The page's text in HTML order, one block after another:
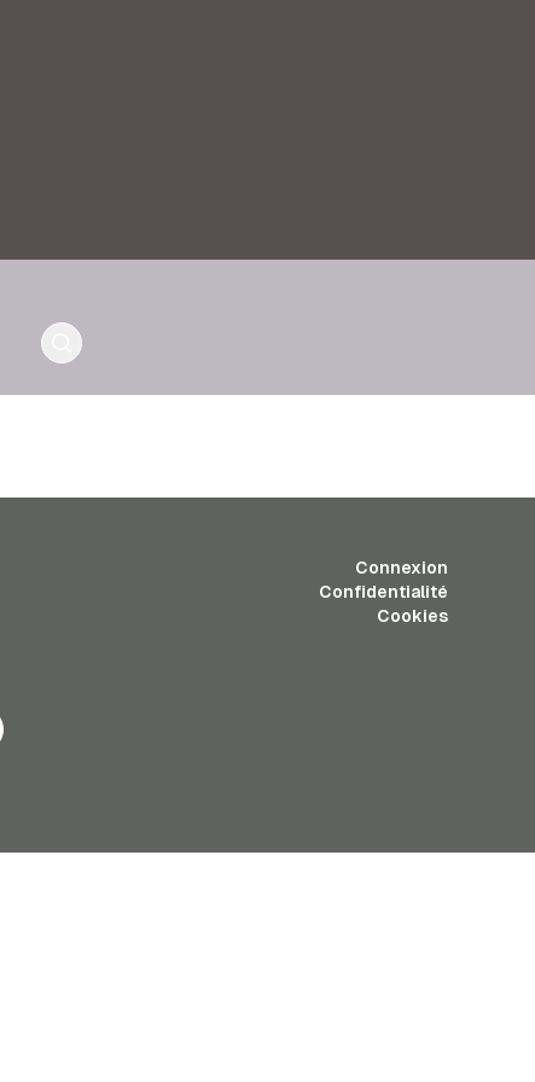
Connexion
Confidentialité
Cookies